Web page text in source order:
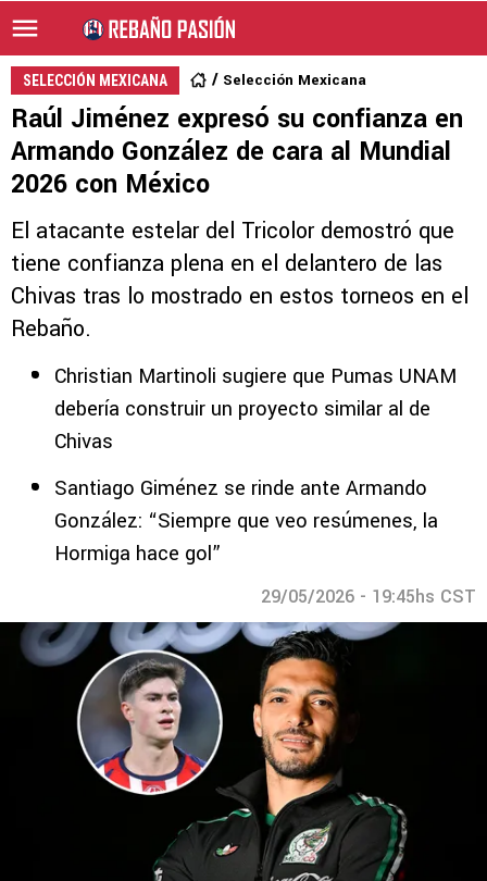
SELECCIÓN MEXICANA Selección Mexicana
Raúl Jiménez expresó su confianza en
Armando González de cara al Mundial
2026 con México
El atacante estelar del Tricolor demostró que
tiene confianza plena en el delantero de las
Chivas tras lo mostrado en estos torneos en el
Rebaño.
Christian Martinoli sugiere que Pumas UNAM
debería construir un proyecto similar al de
Chivas
Santiago Giménez se rinde ante Armando
González: “Siempre que veo resúmenes, la
Hormiga hace gol”
29/05/2026 - 19:45hs CST